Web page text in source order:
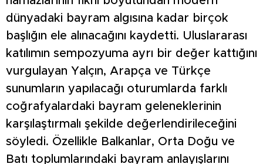
dünyadaki bayram algısına kadar birçok
başlığın ele alınacağını kaydetti. Uluslararası
katılımın sempozyuma ayrı bir değer kattığını
vurgulayan Yalçın, Arapça ve Türkçe
sunumların yapılacağı oturumlarda farklı
coğrafyalardaki bayram geleneklerinin
karşılaştırmalı şekilde değerlendirileceğini
söyledi. Özellikle Balkanlar, Orta Doğu ve
Batı toplumlarındaki bayram anlayışlarını